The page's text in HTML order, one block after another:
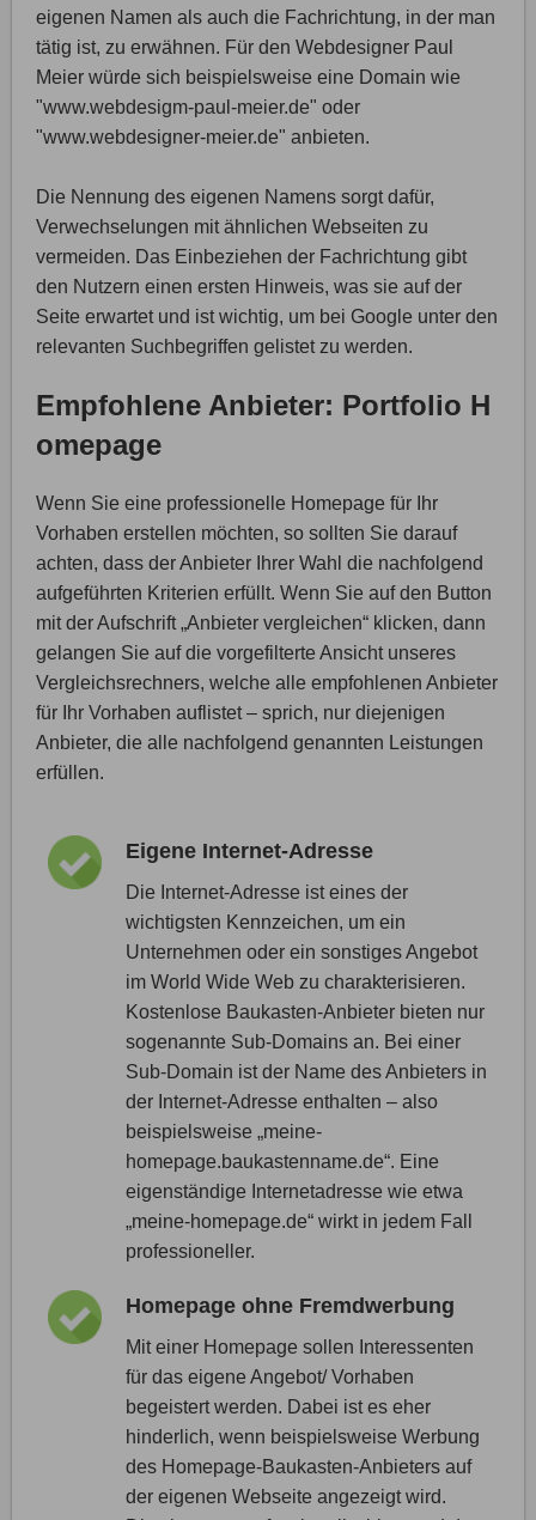
eigenen Namen als auch die Fachrichtung, in der man
tätig ist, zu erwähnen. Für den Webdesigner Paul
Meier würde sich beispielsweise eine Domain wie
"www.webdesigm-paul-meier.de" oder
"www.webdesigner-meier.de" anbieten.
Die Nennung des eigenen Namens sorgt dafür,
Verwechselungen mit ähnlichen Webseiten zu
vermeiden. Das Einbeziehen der Fachrichtung gibt
den Nutzern einen ersten Hinweis, was sie auf der
Seite erwartet und ist wichtig, um bei Google unter den
relevanten Suchbegriffen gelistet zu werden.
Empfohlene Anbieter: Portfolio H
omepage
Wenn Sie eine professionelle Homepage für Ihr
Vorhaben erstellen möchten, so sollten Sie darauf
achten, dass der Anbieter Ihrer Wahl die nachfolgend
aufgeführten Kriterien erfüllt. Wenn Sie auf den Button
mit der Aufschrift „Anbieter vergleichen“ klicken, dann
gelangen Sie auf die vorgefilterte Ansicht unseres
Vergleichsrechners, welche alle empfohlenen Anbieter
für Ihr Vorhaben auflistet – sprich, nur diejenigen
Anbieter, die alle nachfolgend genannten Leistungen
erfüllen.
Eigene Internet-Adresse
Die Internet-Adresse ist eines der
wichtigsten Kennzeichen, um ein
Unternehmen oder ein sonstiges Angebot
im World Wide Web zu charakterisieren.
Kostenlose Baukasten-Anbieter bieten nur
sogenannte Sub-Domains an. Bei einer
Sub-Domain ist der Name des Anbieters in
der Internet-Adresse enthalten – also
beispielsweise „meine-
homepage.baukastenname.de“. Eine
eigenständige Internetadresse wie etwa
„meine-homepage.de“ wirkt in jedem Fall
professioneller.
Homepage ohne Fremdwerbung
Mit einer Homepage sollen Interessenten
für das eigene Angebot/ Vorhaben
begeistert werden. Dabei ist es eher
hinderlich, wenn beispielsweise Werbung
des Homepage-Baukasten-Anbieters auf
der eigenen Webseite angezeigt wird.